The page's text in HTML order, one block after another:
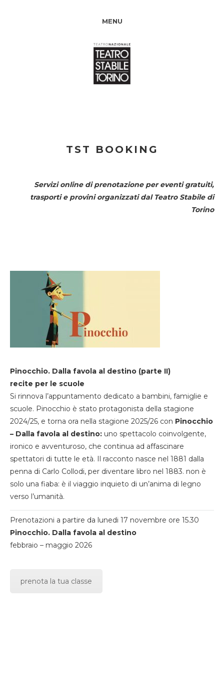
MENU
TST BOOKING
Servizi online di prenotazione per eventi gratuiti,
trasporti e provini organizzati dal Teatro Stabile di
Torino
Pinocchio. Dalla favola al destino (parte II)
recite per le scuole
Si rinnova l’appuntamento dedicato a bambini, famiglie e
scuole. Pinocchio è stato protagonista della stagione
2024/25, e torna ora nella stagione 2025/26 con Pinocchio
– Dalla favola al destino: uno spettacolo coinvolgente,
ironico e avventuroso, che continua ad affascinare
spettatori di tutte le età. Il racconto nasce nel 1881 dalla
penna di Carlo Collodi, per diventare libro nel 1883. non è
solo una fiaba: è il viaggio inquieto di un’anima di legno
verso l’umanità.
Prenotazioni a partire da lunedi 17 novembre ore 15.30
Pinocchio. Dalla favola al destino
febbraio – maggio 2026
prenota la tua classe